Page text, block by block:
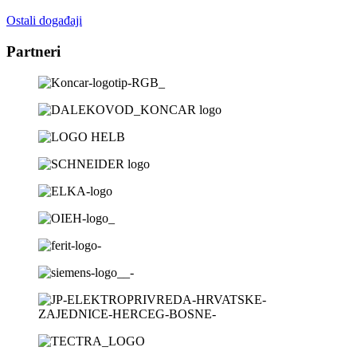
Ostali događaji
Partneri